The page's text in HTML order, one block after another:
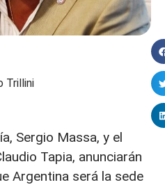
Trillini
Sergio Massa, y el
Tapia, anunciarán
Argentina será la sede